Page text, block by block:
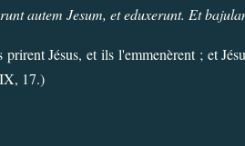
autem Jesum, et eduxerunt. Et
Jésus, et ils l'emmenèrent ; et
17.)